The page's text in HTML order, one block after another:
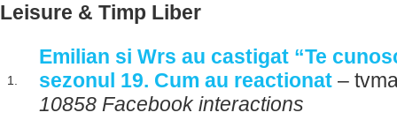
Leisure & Timp Liber
1.
Emilian si Wrs au castigat “Te
sezonul 19. Cum au reactionat –
10858 Facebook interactions